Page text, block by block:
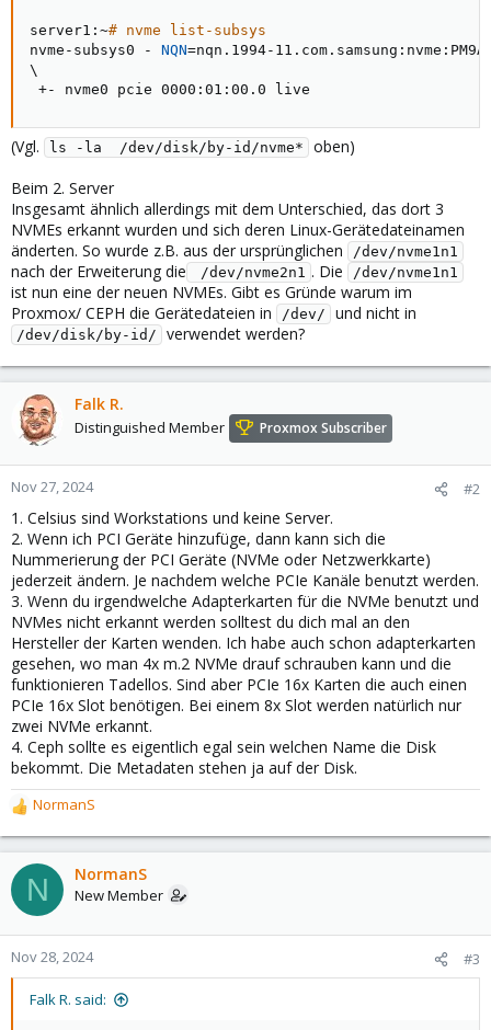
server1:~# nvme list-subsys
nvme-subsys0 - NQN=
\
+- nvme0 pcie 0000:01:00.0 live
(Vgl. ls -la  /dev/disk/by-id/nvme*
oben)
Beim 2. Server
Insgesamt ähnlich allerdings mit dem Unterschied, das dort 3
NVMEs erkannt wurden und sich deren Linux-Gerätedateinamen
änderten. So wurde z.B. aus der ursprünglichen
/dev/nvme1n1
nach der Erweiterung die /dev/nvme2n1 . Die /dev/nvme1n1
ist nun eine der neuen NVMEs. Gibt es Gründe warum im
Proxmox/ CEPH die Gerätedateien in
/dev/ und nicht in
/dev/disk/by-id/ verwendet werden?
Falk R.
Distinguished Member Proxmox Subscriber
Nov 27, 2024 #2
1. Celsius sind Workstations und keine Server.
2. Wenn ich PCI Geräte hinzufüge, dann kann sich die
Nummerierung der PCI Geräte (NVMe oder Netzwerkkarte)
jederzeit ändern. Je nachdem welche PCIe Kanäle benutzt werden.
3. Wenn du irgendwelche Adapterkarten für die NVMe benutzt und
NVMes nicht erkannt werden solltest du dich mal an den
Hersteller der Karten wenden. Ich habe auch schon adapterkarten
gesehen, wo man 4x m.2 NVMe drauf schrauben kann und die
funktionieren Tadellos. Sind aber PCIe 16x Karten die auch einen
PCIe 16x Slot benötigen. Bei einem 8x Slot werden natürlich nur
zwei NVMe erkannt.
4. Ceph sollte es eigentlich egal sein welchen Name die Disk
bekommt. Die Metadaten stehen ja auf der Disk.
R
e
a
c
t
o
n
NormanS
N NormanS
New Member
Nov 28, 2024 #3
Falk R. said: